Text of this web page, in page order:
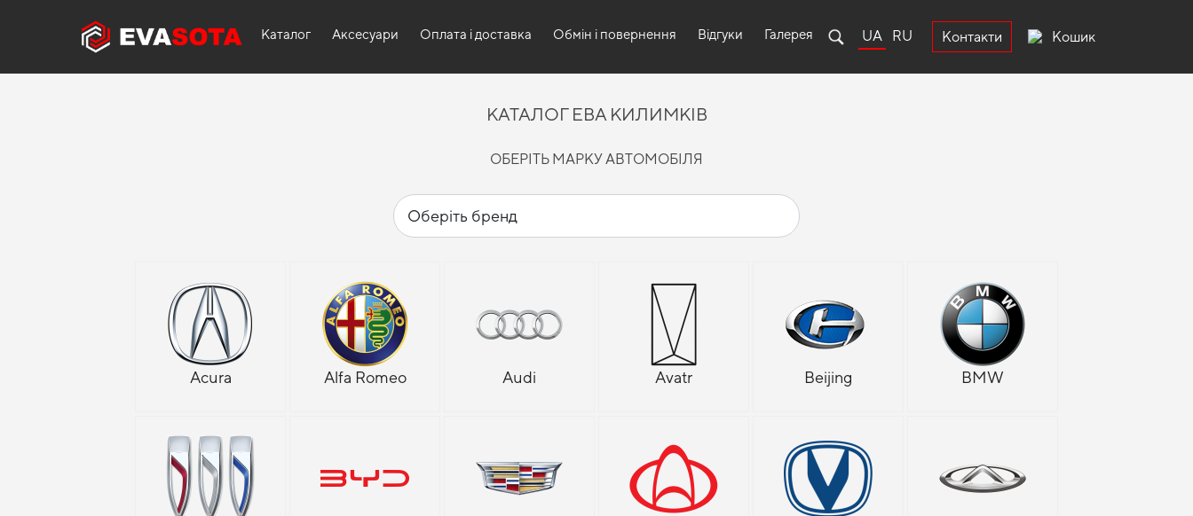
Каталог Аксесуари Оплата і доставка Обмін і повернення Відгуки Галерея UA RU Контакти Кошик
КАТАЛОГ ЕВА КИЛИМКІВ
ОБЕРІТЬ МАРКУ АВТОМОБІЛЯ
Acura Alfa Romeo Audi Avatr Beijing BMW